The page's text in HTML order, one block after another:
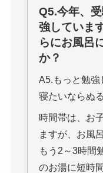
Q5.今年、
強していま
らにお風呂
か？
A5.もっと勉強
寝たいならぬ
時間帯は、お
ますが、お風
もう2～3時間
のお湯に短時